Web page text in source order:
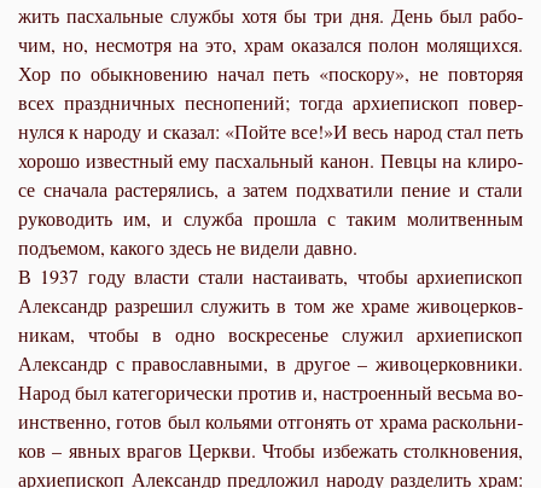
жить пас­халь­ные служ­бы хо­тя бы три дня. День был ра­бо­
чим, но, несмот­ря на это, храм ока­зал­ся по­лон мо­ля­щих­ся.
Хор по обык­но­ве­нию на­чал петь «по­ско­ру», не по­вто­ряя
всех празд­нич­ных пес­но­пе­ний; то­гда ар­хи­епи­скоп по­вер­
нул­ся к на­ро­ду и ска­зал: «Пой­те все!»И весь на­род стал петь
хо­ро­шо из­вест­ный ему пас­халь­ный ка­нон. Пев­цы на кли­ро­
се сна­ча­ла рас­те­ря­лись, а за­тем под­хва­ти­ли пе­ние и ста­ли
ру­ко­во­дить им, и служ­ба про­шла с та­ким мо­лит­вен­ным
подъ­емом, ка­ко­го здесь не ви­де­ли дав­но.
В 1937 го­ду вла­сти ста­ли на­ста­и­вать, чтобы ар­хи­епи­скоп
Алек­сандр раз­ре­шил слу­жить в том же хра­ме жи­во­цер­ков­
ни­кам, чтобы в од­но вос­кре­се­нье слу­жил ар­хи­епи­скоп
Алек­сандр с пра­во­слав­ны­ми, в дру­гое – жи­во­цер­ков­ни­ки.
На­род был ка­те­го­ри­че­ски про­тив и, на­стро­ен­ный весь­ма во­
ин­ствен­но, го­тов был ко­лья­ми от­го­нять от хра­ма рас­коль­ни­
ков – яв­ных вра­гов Церк­ви. Чтобы из­бе­жать столк­но­ве­ния,
ар­хи­епи­скоп Алек­сандр пред­ло­жил на­ро­ду раз­де­лить храм: